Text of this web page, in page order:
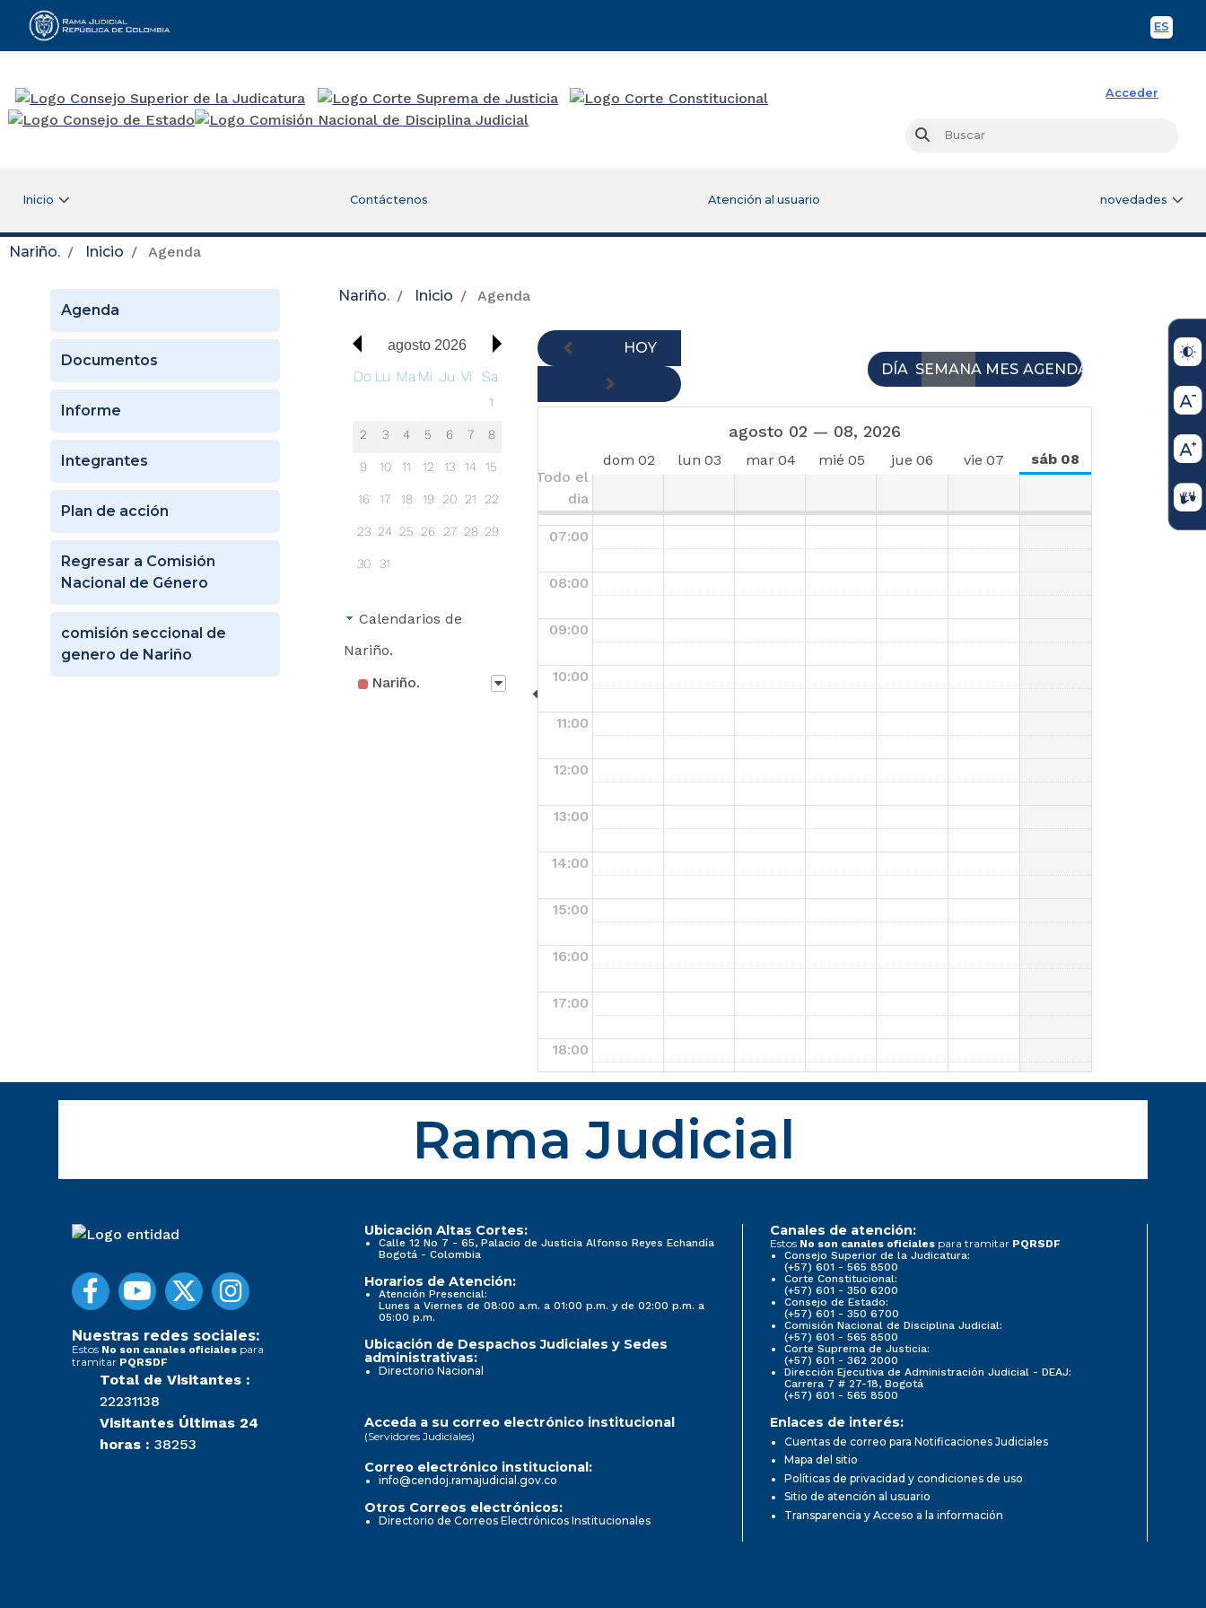
ES
Rama Judicial
Acceder
Buscar
Inicio Contáctenos Atención al usuario novedades
Nariño. Inicio Agenda
Agenda
Documentos
Informe
Integrantes
Plan de acción
Regresar a Comisión
Nacional de Género
comisión seccional de
genero de Nariño
Nariño. Inicio Agenda
agosto 2026
Do Lu Ma Mi Ju Vi Sa
1
2 3 4 5 6 7 8
9 10 11 12 13 14 15
16 17 18 19 20 21 22
23 24 25 26 27 28 29
30 31
Calendarios de
Nariño.
Nariño.
HOY
DÍA SEMANA MES AGENDA
agosto 02 — 08, 2026
dom 02 lun 03 mar 04 mié 05 jue 06 vie 07 sáb 08
Todo el
dia
03:00
06:00
07:00
08:00
09:00
10:00
11:00
12:00
13:00
14:00
15:00
16:00
17:00
18:00
19:00
20:00
22:00
Rama Judicial
Nuestras redes sociales:
Estos No son canales oficiales para
tramitar PQRSDF
Total de Visitantes :
22231138
Visitantes Últimas 24
horas : 38253
Ubicación Altas Cortes:
Calle 12 No 7 - 65, Palacio de Justicia Alfonso Reyes Echandía
Bogotá - Colombia
Horarios de Atención:
Atención Presencial:
Lunes a Viernes de 08:00 a.m. a 01:00 p.m. y de 02:00 p.m. a
05:00 p.m.
Ubicación de Despachos Judiciales y Sedes
administrativas:
Directorio Nacional
Canales de atención:
Estos No son canales oficiales para tramitar PQRSDF
Consejo Superior de la Judicatura:
(+57) 601 - 565 8500
Corte Constitucional:
(+57) 601 - 350 6200
Consejo de Estado:
(+57) 601 - 350 6700
Comisión Nacional de Disciplina Judicial:
(+57) 601 - 565 8500
Corte Suprema de Justicia:
(+57) 601 - 362 2000
Dirección Ejecutiva de Administración Judicial - DEAJ:
Carrera 7 # 27-18, Bogotá
(+57) 601 - 565 8500
Acceda a su correo electrónico institucional
(Servidores Judiciales)
Correo electrónico institucional:
info@cendoj.ramajudicial.gov.co
Otros Correos electrónicos:
Directorio de Correos Electrónicos Institucionales
Enlaces de interés:
Cuentas de correo para Notificaciones Judiciales
Mapa del sitio
Políticas de privacidad y condiciones de uso
Sitio de atención al usuario
Transparencia y Acceso a la información